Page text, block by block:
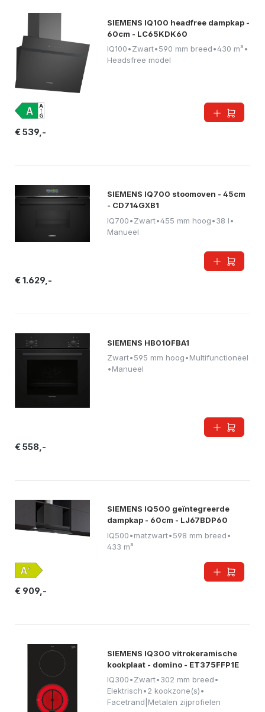
SIEMENS IQ100 headfree dampkap -
60cm - LC65KDK60
IQ100•Zwart•590 mm breed•430 m³•
Headsfree model
€ 539,-
SIEMENS IQ700 stoomoven - 45cm
- CD714GXB1
IQ700•Zwart•455 mm hoog•38 l•
Manueel
€ 1.629,-
SIEMENS HB010FBA1
Zwart•595 mm hoog•Multifunctioneel
•Manueel
€ 558,-
SIEMENS IQ500 geïntegreerde
dampkap - 60cm - LJ67BDP60
IQ500•matzwart•598 mm breed•
433 m³
€ 909,-
SIEMENS IQ300 vitrokeramische
kookplaat - domino - ET375FFP1E
IQ300•Zwart•302 mm breed•
Elektrisch•2 kookzone(s)•
Facetrand|Metalen zijprofielen